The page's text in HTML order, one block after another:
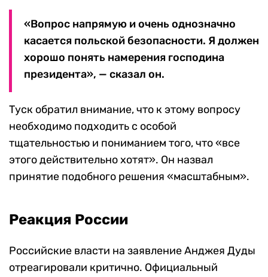
«Вопрос напрямую и очень однозначно
касается польской безопасности. Я должен
хорошо понять намерения господина
президента», — сказал он.
Туск обратил внимание, что к этому вопросу
необходимо подходить с особой
тщательностью и пониманием того, что «все
этого действительно хотят». Он назвал
принятие подобного решения «масштабным».
Реакция России
Российские власти на заявление Анджея Дуды
отреагировали критично. Официальный